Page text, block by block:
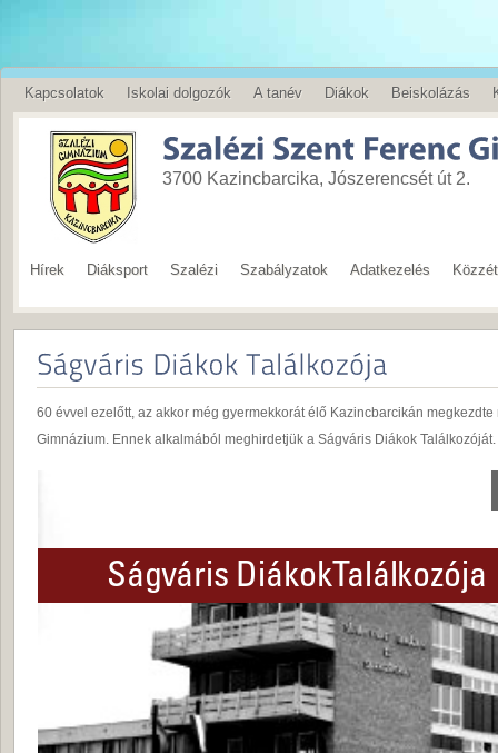
Kapcsolatok Iskolai dolgozók A tanév Diákok Beiskolázás
English
3700 Kazincbarcika, Jószerencsét út 2.
Hírek Diáksport Szalézi Szabályzatok Adatkezelés
60 évvel ezelőtt, az akkor még gyermekkorát élő Kazincbarcikán
Gimnázium. Ennek alkalmából meghirdetjük a Ságváris Diákok